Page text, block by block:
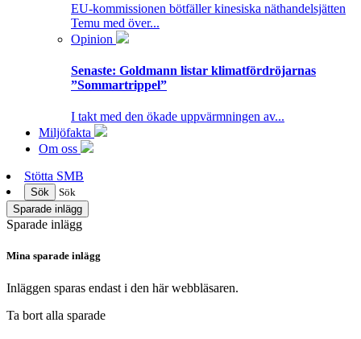
EU-kommissionen bötfäller kinesiska näthandelsjätten
Temu med över...
Opinion
Senaste: Goldmann listar klimatfördröjarnas
”Sommartrippel”
I takt med den ökade uppvärmningen av...
Miljöfakta
Om oss
Stötta SMB
Sök
Sök
Sparade inlägg
Sparade inlägg
Mina sparade inlägg
Inläggen sparas endast i den här webbläsaren.
Ta bort alla sparade